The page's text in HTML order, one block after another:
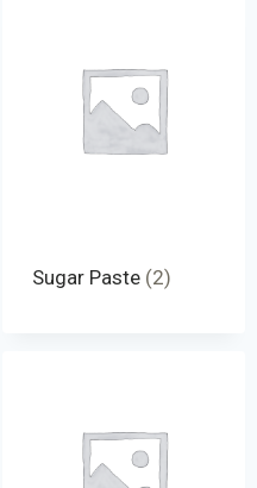
Sugar Paste (2)